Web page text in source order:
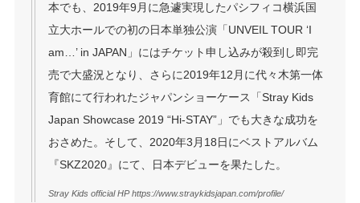
本でも、2019年9月に急遽実現したパシフィコ横浜国
立大ホールでの初の日本単独公演「UNVEIL TOUR ‘I
am…’ in JAPAN」にはチケット申し込みが殺到し即完
売で大盛況となり、さらに2019年12月に代々木第一体
育館にて行われたジャパンショーケース「Stray Kids
Japan Showcase 2019 “Hi-STAY”」でも大きな成功を
おさめた。そして、2020年3月18日にベストアルバム
『SKZ2020』にて、日本デビューを果たした。
Stray Kids official HP https://www.straykidsjapan.com/profile/